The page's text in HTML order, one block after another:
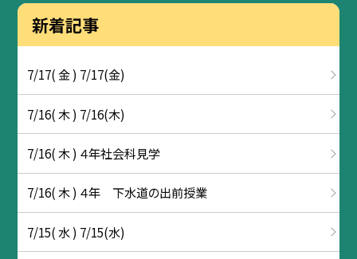
新着記事
7/17( 金 ) 7/17(金)
7/16( 木 ) 7/16(木)
7/16( 木 ) ４年社会科見学
7/16( 木 ) ４年 下水道の出前授業
7/15( 水 ) 7/15(水)